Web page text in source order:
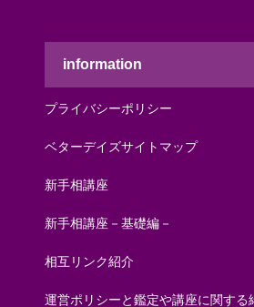
information
プライバシーポリシー
ベターデイズサイトマップ
新手相講座
新手相講座－基礎編－
相互リンク紹介
運営ポリシーと鑑定や講座に関する